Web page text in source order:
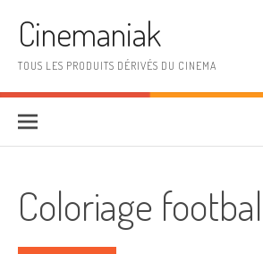
Cinemaniak
TOUS LES PRODUITS DÉRIVÉS DU CINEMA
Coloriage